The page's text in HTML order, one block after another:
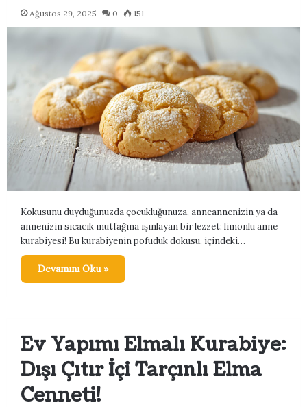
Ağustos 29, 2025 0 151
Kokusunu duyduğunuzda çocukluğunuza, anneannenizin ya da
annenizin sıcacık mutfağına ışınlayan bir lezzet: limonlu anne
kurabiyesi! Bu kurabiyenin pofuduk dokusu, içindeki…
Devamını Oku »
Ev Yapımı Elmalı Kurabiye:
Dışı Çıtır İçi Tarçınlı Elma
Cenneti!